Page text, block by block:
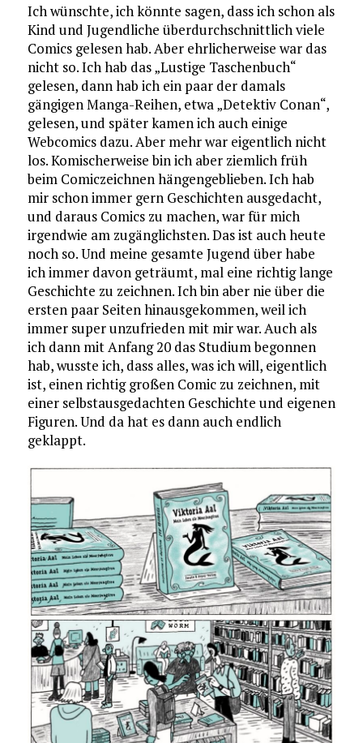
Ich wünschte, ich könnte sagen, dass ich schon als
Kind und Jugendliche überdurchschnittlich viele
Comics gelesen hab. Aber ehrlicherweise war das
nicht so. Ich hab das „Lustige Taschenbuch“
gelesen, dann hab ich ein paar der damals
gängigen Manga-Reihen, etwa „Detektiv Conan“,
gelesen, und später kamen ich auch einige
Webcomics dazu. Aber mehr war eigentlich nicht
los. Komischerweise bin ich aber ziemlich früh
beim Comiczeichnen hängengeblieben. Ich hab
mir schon immer gern Geschichten ausgedacht,
und daraus Comics zu machen, war für mich
irgendwie am zugänglichsten. Das ist auch heute
noch so. Und meine gesamte Jugend über habe
ich immer davon geträumt, mal eine richtig lange
Geschichte zu zeichnen. Ich bin aber nie über die
ersten paar Seiten hinausgekommen, weil ich
immer super unzufrieden mit mir war. Auch als
ich dann mit Anfang 20 das Studium begonnen
hab, wusste ich, dass alles, was ich will, eigentlich
ist, einen richtig großen Comic zu zeichnen, mit
einer selbstausgedachten Geschichte und eigenen
Figuren. Und da hat es dann auch endlich
geklappt.